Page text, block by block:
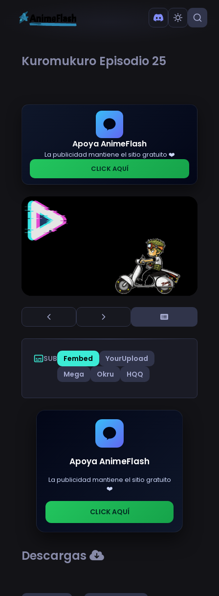
Kuromukuro Episodio 25
Apoya AnimeFlash
La publicidad mantiene el sitio gratuito ❤️
CLICK AQUÍ
SUB Fembed
YourUpload
Mega
Okru HQQ
Apoya AnimeFlash
La publicidad mantiene el sitio gratuito
❤️
CLICK AQUÍ
Descargas